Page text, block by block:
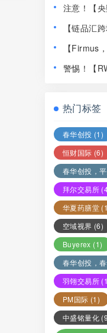
型的杀猪盘
注意！【
【链品汇
【Firmus
局，赶紧
警惕！【
热门标签
春华创投 (1)
恒财国际 (6)
春华创投，
拜尔交易所
华夏药膳堂
空域视界 (6)
Buyerex (1)
春华创投，
羽翎交易所
PM国际 (1)
中盛铭量化